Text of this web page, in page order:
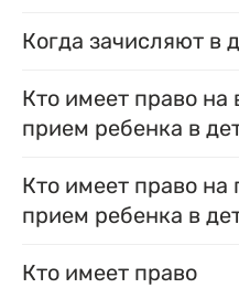
Когда зачисляют в
Кто имеет право на
прием ребенка в
Кто имеет право на
прием ребенка в
Кто имеет право